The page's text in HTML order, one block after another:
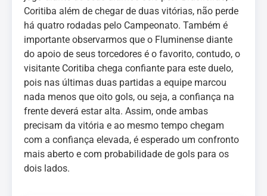
Coritiba além de chegar de duas vitórias, não perde
há quatro rodadas pelo Campeonato. Também é
importante observarmos que o Fluminense diante
do apoio de seus torcedores é o favorito, contudo, o
visitante Coritiba chega confiante para este duelo,
pois nas últimas duas partidas a equipe marcou
nada menos que oito gols, ou seja, a confiança na
frente deverá estar alta. Assim, onde ambas
precisam da vitória e ao mesmo tempo chegam
com a confiança elevada, é esperado um confronto
mais aberto e com probabilidade de gols para os
dois lados.